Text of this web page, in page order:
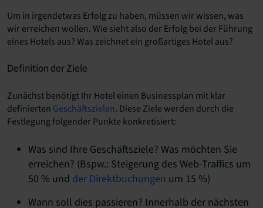
Um in irgendetwas Erfolg zu haben, müssen wir wissen, was
wir erreichen wollen. Wie sieht also der Erfolg bei der Führung
eines Hotels aus? Was zeichnet ein großartiges Hotel aus?
Definition der Ziele
Zunächst benötigt Ihr Hotel einen Businessplan mit klar
definierten Geschäftszielen. Diese Ziele werden durch die
Festlegung folgender Punkte konkretisiert:
Was sind Ihre Geschäftsziele? Was möchten Sie
erreichen? (Bspw.: Steigerung des Web-Traffics um
50 % und der Direktbuchungen um 15 %)
Wann soll dies passieren? Innerhalb der nächsten